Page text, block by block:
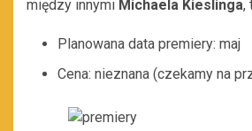
między innymi Michaela Kieslinga,
Planowana data premiery: maj
Cena: nieznana (czekamy na